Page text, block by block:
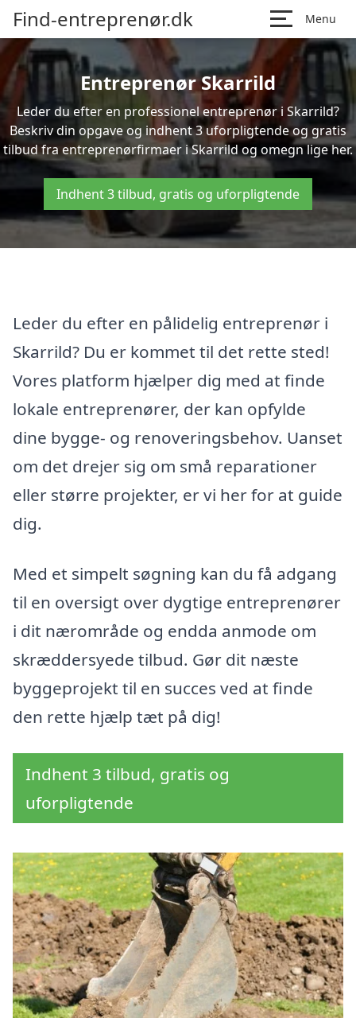
Find-entreprenør.dk Menu
Entreprenør Skarrild
Leder du efter en professionel entreprenør i Skarrild?
Beskriv din opgave og indhent 3 uforpligtende og gratis
tilbud fra entreprenørfirmaer i Skarrild og omegn lige her.
Indhent 3 tilbud, gratis og uforpligtende
Leder du efter en pålidelig entreprenør i
Skarrild? Du er kommet til det rette sted!
Vores platform hjælper dig med at finde
lokale entreprenører, der kan opfylde
dine bygge- og renoveringsbehov. Uanset
om det drejer sig om små reparationer
eller større projekter, er vi her for at guide
dig.
Med et simpelt søgning kan du få adgang
til en oversigt over dygtige entreprenører
i dit nærområde og endda anmode om
skræddersyede tilbud. Gør dit næste
byggeprojekt til en succes ved at finde
den rette hjælp tæt på dig!
Indhent 3 tilbud, gratis og
uforpligtende